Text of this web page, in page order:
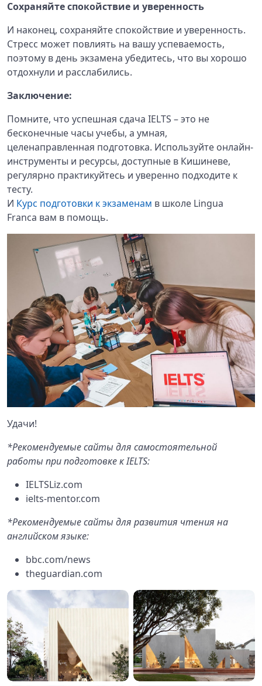
Сохраняйте спокойствие и уверенность
И наконец, сохраняйте спокойствие и уверенность.
Стресс может повлиять на вашу успеваемость,
поэтому в день экзамена убедитесь, что вы хорошо
отдохнули и расслабились.
Заключение:
Помните, что успешная сдача IELTS – это не
бесконечные часы учебы, а умная,
целенаправленная подготовка. Используйте онлайн-
инструменты и ресурсы, доступные в Кишиневе,
регулярно практикуйтесь и уверенно подходите к
тесту.
И Курс подготовки к экзаменам в школе Lingua
Franca вам в помощь.
Удачи!
*Рекомендуемые сайты для самостоятельной
работы при подготовке к IELTS:
IELTSLiz.com
ielts-mentor.com
*Рекомендуемые сайты для развития чтения на
английском языке:
bbc.com/news
theguardian.com